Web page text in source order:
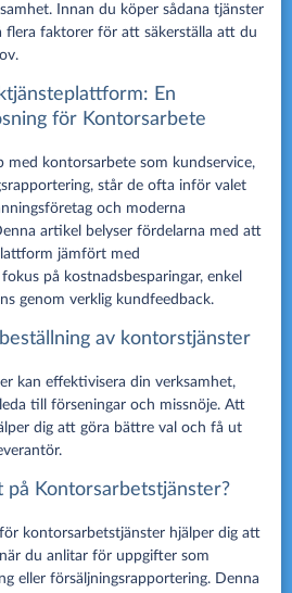
Innan du köper sådana tjänster
faktorer för att säkerställa att du
En
för Kontorsarbete
med kontorsarbete som kundservice,
står de ofta inför valet
och moderna
artikel belyser fördelarna med att
jämfört med
på kostnadsbesparingar, enkel
genom verklig kundfeedback.
av kontorstjänster
kan effektivisera din verksamhet,
till förseningar och missnöje. Att
dig att göra bättre val och få ut
på Kontorsarbetstjänster?
kontorsarbetstjänster hjälper dig att
du anlitar för uppgifter som
eller försäljningsrapportering. Denna